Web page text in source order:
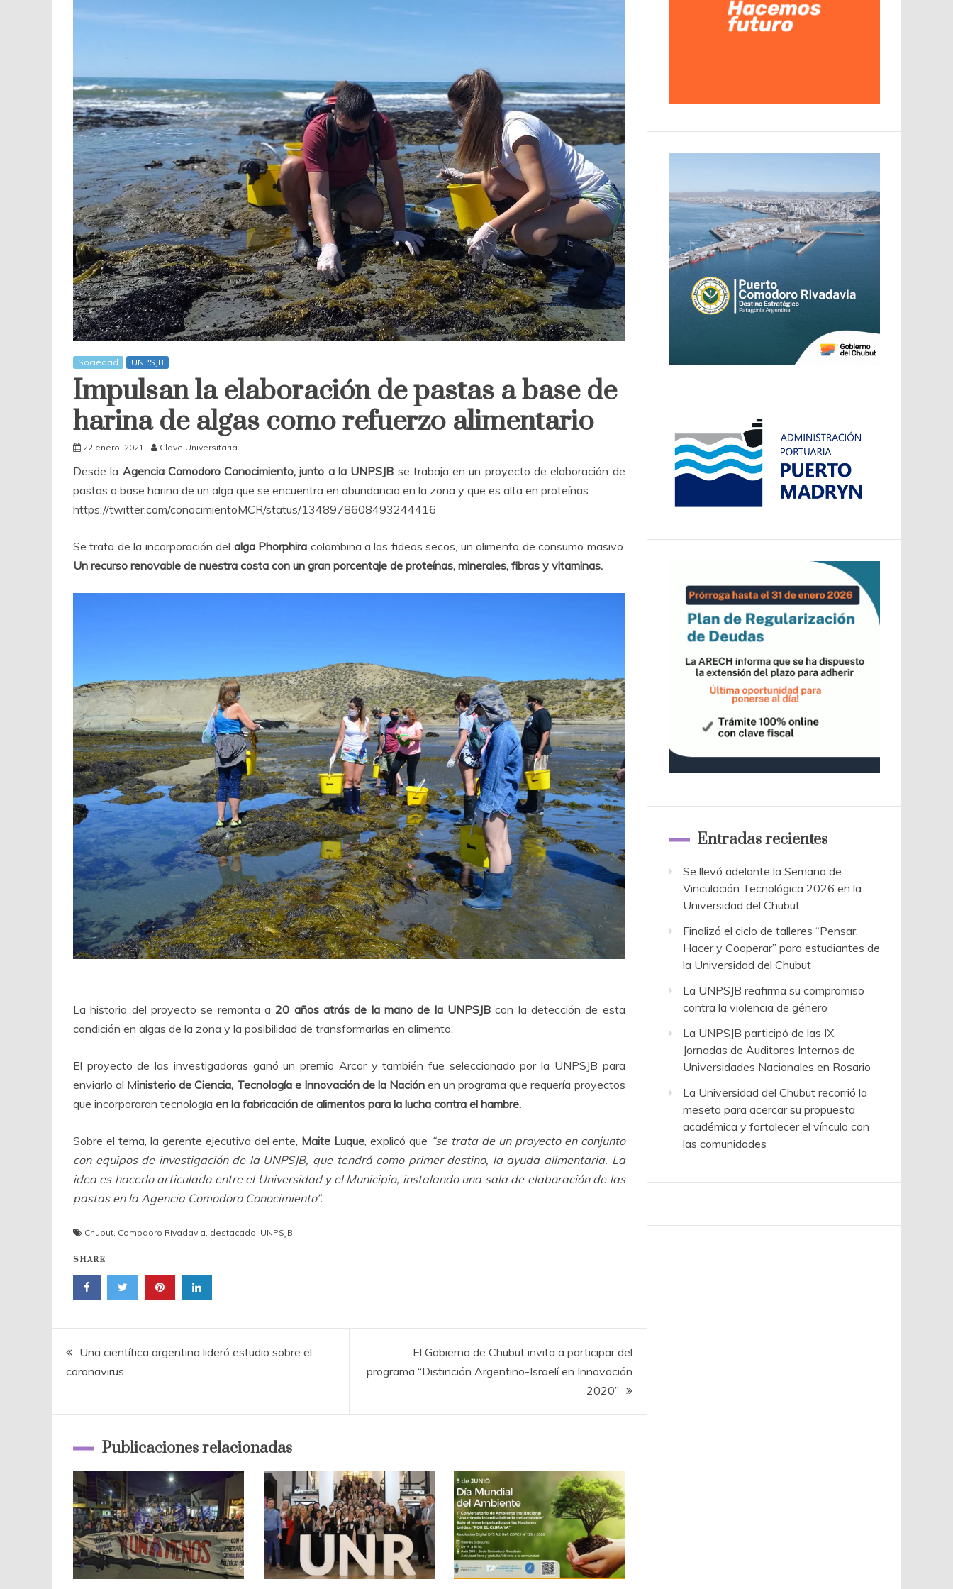
Sociedad UNPSJB
Impulsan la elaboración de pastas a base de
harina de algas como refuerzo alimentario
22 enero, 2021 Clave Universitaria
Desde la Agencia Comodoro Conocimiento, junto a la UNPSJB se trabaja en un proyecto de elaboración de
pastas a base harina de un alga que se encuentra en abundancia en la zona y que es alta en proteínas.
https://twitter.com/conocimientoMCR/status/1348978608493244416
Se trata de la incorporación del alga Phorphira colombina a los fideos secos, un alimento de consumo masivo.
Un recurso renovable de nuestra costa con un gran porcentaje de proteínas, minerales, fibras y vitaminas.
La historia del proyecto se remonta a 20 años atrás de la mano de la UNPSJBcon la detección de esta
condición en algas de la zona y la posibilidad de transformarlas en alimento.
El proyecto de las investigadoras ganó un premio Arcor y también fue seleccionado por la UNPSJB para
enviarlo al Ministerio de Ciencia, Tecnología e Innovación de la Nación en un programa que requería proyectos
que incorporaran tecnología en la fabricación de alimentos para la lucha contra el hambre.
Sobre el tema, la gerente ejecutiva del ente, Maite Luque, explicó que “se trata de un proyecto en conjunto
con equipos de investigación de la UNPSJB, que tendrá como primer destino, la ayuda alimentaria. La
idea es hacerlo articulado entre el Universidad y el Municipio, instalando una sala de elaboración de las
pastas en la Agencia Comodoro Conocimiento”.
Chubut, Comodoro Rivadavia, destacado, UNPSJB
SHARE
Navegación
de
entradas
Una científica argentina lideró estudio sobre el
coronavirus
El Gobierno de Chubut invita a participar del
programa “Distinción Argentino-Israelí en Innovación
2020”
Publicaciones relacionadas
Entradas recientes
Se llevó adelante la Semana de
Vinculación Tecnológica 2026 en la
Universidad del Chubut
Finalizó el ciclo de talleres “Pensar,
Hacer y Cooperar” para estudiantes de
la Universidad del Chubut
La UNPSJB reafirma su compromiso
contra la violencia de género
La UNPSJB participó de las IX
Jornadas de Auditores Internos de
Universidades Nacionales en Rosario
La Universidad del Chubut recorrió la
meseta para acercar su propuesta
académica y fortalecer el vínculo con
las comunidades